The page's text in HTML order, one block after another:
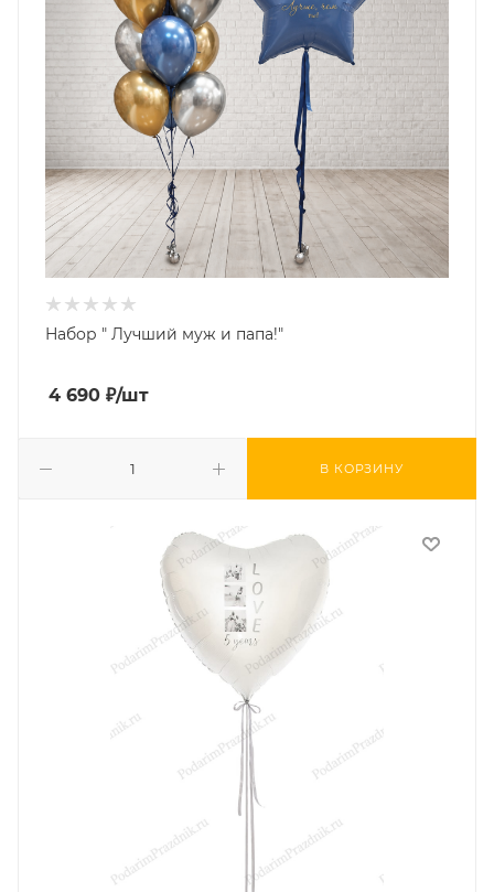
Набор " Лучший муж и папа!"
4 690 ₽/шт
В КОРЗИНУ